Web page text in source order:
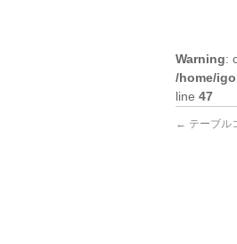
Warning:
/home/
line 47
← テーブル